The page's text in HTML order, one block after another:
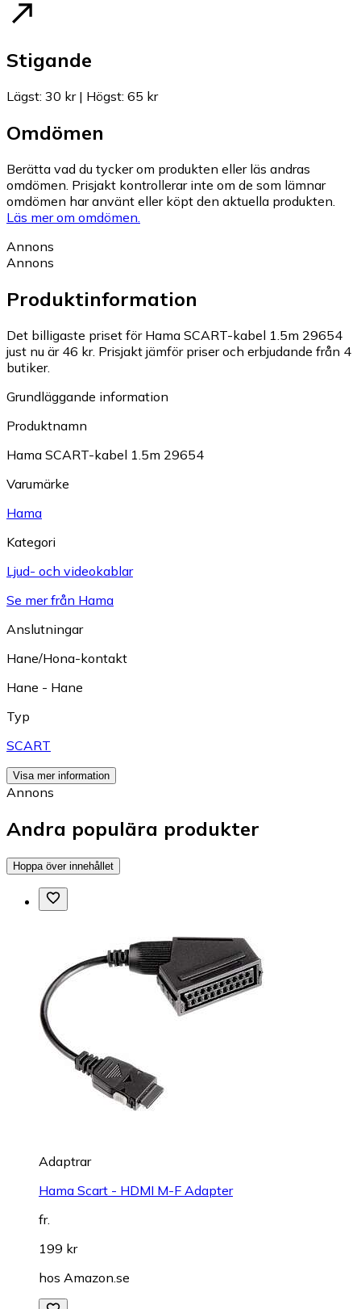
Stigande
Lägst: 30 kr| Högst: 65 kr
Omdömen
Berätta vad du tycker om produkten eller läs andras
omdömen. Prisjakt kontrollerar inte om de som lämnar
omdömen har använt eller köpt den aktuella produkten.
Läs mer om omdömen.
Annons
Annons
Produktinformation
Det billigaste priset för Hama SCART-kabel 1.5m 29654
just nu är 46 kr. Prisjakt jämför priser och erbjudande från 4
butiker.
Grundläggande information
Produktnamn
Hama SCART-kabel 1.5m 29654
Varumärke
Hama
Kategori
Ljud- och videokablar
Se mer från Hama
Anslutningar
Hane/Hona-kontakt
Hane - Hane
Typ
SCART
Visa mer information
Annons
Andra populära produkter
Hoppa över innehållet
Adaptrar
Hama Scart - HDMI M-F Adapter
fr.
199 kr
hos Amazon.se